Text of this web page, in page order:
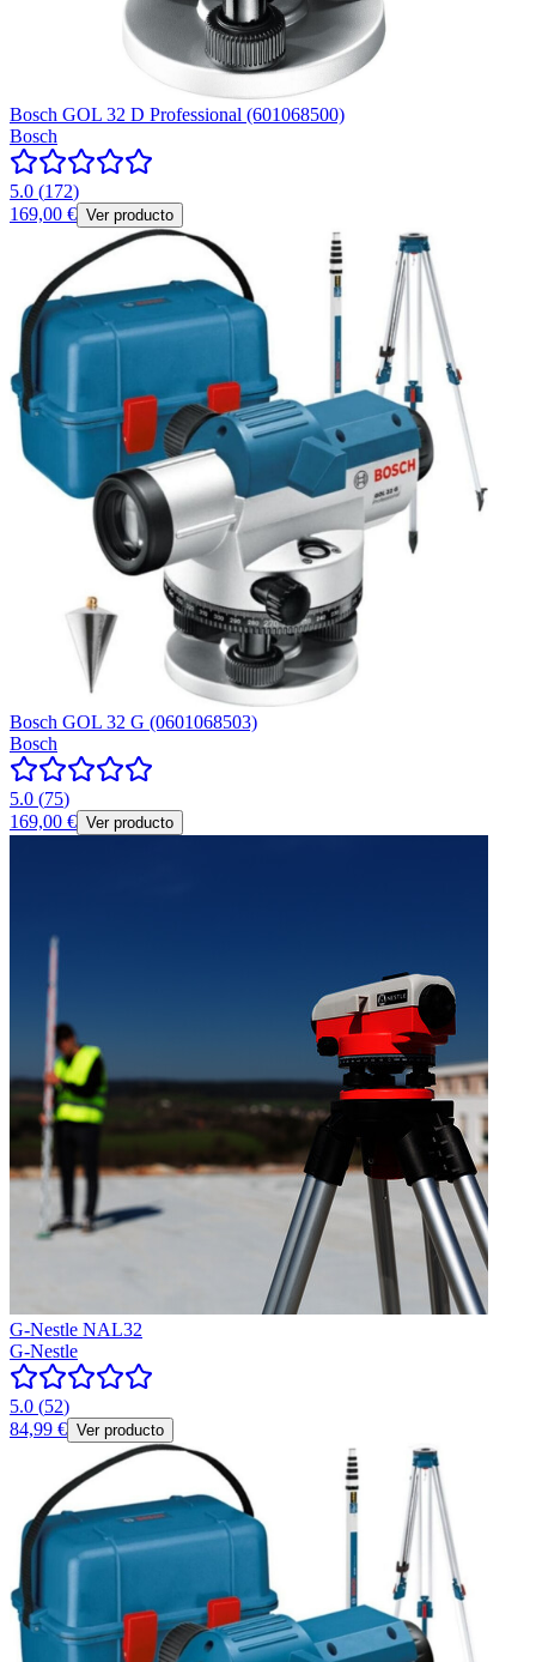
Bosch GOL 32 D Professional (601068500)
Bosch
5.0 (172)
169,00 € Ver producto
Bosch GOL 32 G (0601068503)
Bosch
5.0 (75)
169,00 € Ver producto
G-Nestle NAL32
G-Nestle
5.0 (52)
84,99 € Ver producto